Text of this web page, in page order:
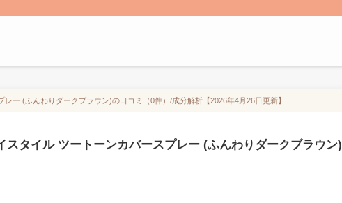
ー (ふんわりダークブラウン)の口コミ（0件）/成分解析【2026年4月26日更新】
スタイル ツートーンカバースプレー (ふんわりダークブラウン)